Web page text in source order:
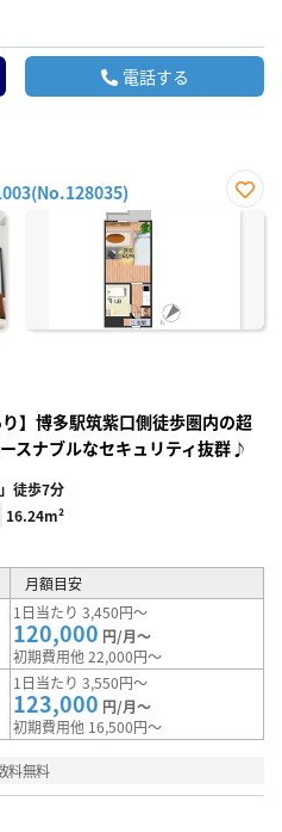
電話する
お気
】博多駅筑紫口側徒歩圏内の超
スナブルなセキュリティ抜群♪
徒歩7分
16.24m²
月額目安
1日当たり 3,450円～
120,000 円/月～
初期費用他 22,000円～
1日当たり 3,550円～
123,000 円/月～
初期費用他 16,500円～
料無料